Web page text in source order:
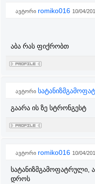
ავტორი romiko016 10/04/
აბა რას ფიქრობთ
ავტორი
გაარა ის ზე სტრონგესტ
ავტორი romiko016 10/04/
სატანიზმგამოფატრული,
დროს